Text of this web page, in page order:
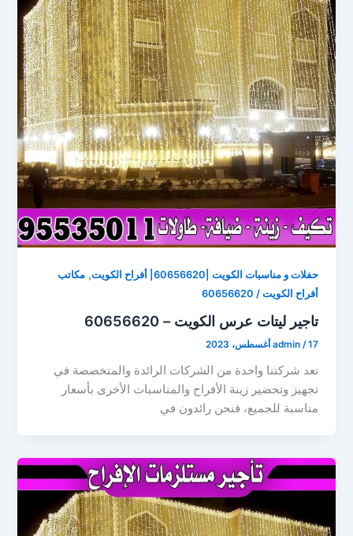
حفلات و مناسبات الكويت |60656620| أفراح الكويت ,مكاتب
أفراح الكويت / 60656620
تاجير ليتات عرس الكويت – 60656620
admin /17 أغسطس، 2023
تعد شركتنا واحدة من الشركات الرائدة والمتخصصة في
تجهيز وتحضير زينة الأفراح والمناسبات الأخرى بأسعار
مناسبة للجميع، فنحن رائدون في